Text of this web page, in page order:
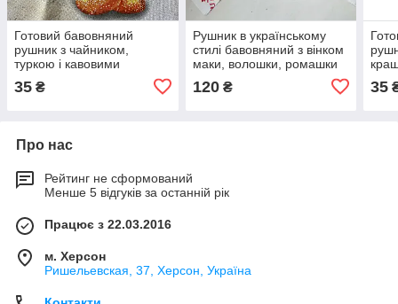
Готовий бавовняний
рушник з чайником,
туркою і кавовими
35 ₴
Рушник в українському
стилі бавовняний з вінком
маки, волошки, ромашки
120₴ 35
Про нас
Рейтинг не сформований
Менше 5 відгуків за останній рік
Працює з 22.03.2016
м. Херсон
Ришельевская, 37, Херсон, Україна